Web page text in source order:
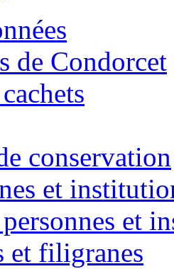
de Condorcet
conservation
et
et
et filigranes